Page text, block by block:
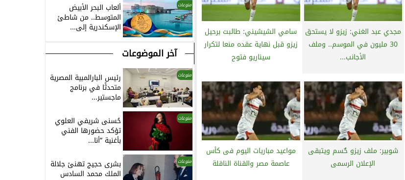
مجدي عبد الغني: زيزو لا يستحق
30 مليون في الموسم.. وملف
الأجانب...
سامي الشيشيني: طالبت برحيل
زيزو قبل نهاية عقده منعا لتكرار
سيناريو فتوح
شوبير: ملف زيزو حٌُسم ويتبقى
الإعلان الرسمى
مواعيد مباريات اليوم فى كأس
عاصمة مصر والقناة الناقلة
منوعات ألعاب البحر الأبيض
المتوسط.. من شاطئ
الإسكندرية إلى...
آخر الموضوعات
منوعات رئيس البارالمبية المصرية
متحدثًا في برنامج
ماجستير...
منوعات حُسنى شريفي العلوي
تؤكد حضورها الفني
بأغنية ”أنا...
منوعات بشرى حجيج تهنئ جلالة
الملك محمد السادس